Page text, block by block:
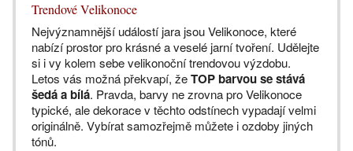
Trendové Velikonoce
Nejvýznamnější událostí jara jsou Velikonoce, které
nabízí prostor pro krásné a veselé jarní tvoření. Udělejte
si i vy kolem sebe velikonoční trendovou výzdobu.
Letos vás možná překvapí, žeTOP barvou se stává
šedá a bílá. Pravda, barvy ne zrovna pro Velikonoce
typické, ale dekorace v těchto odstínech vypadají velmi
originálně. Vybírat samozřejmě můžete i ozdoby jiných
tónů.